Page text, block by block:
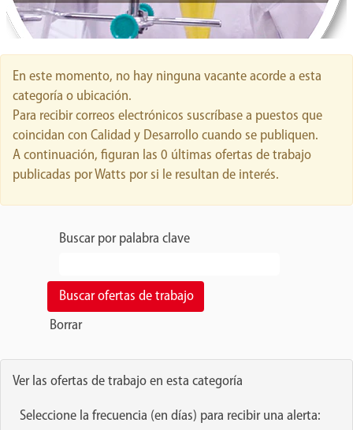
En este momento, no hay ninguna vacante acorde a esta
categoría o ubicación.
Para recibir correos electrónicos suscríbase a puestos que
coincidan con Calidad y Desarrollo cuando se publiquen.
A continuación, figuran las 0 últimas ofertas de trabajo
publicadas por Watts por si le resultan de interés.
Buscar por palabra clave
Borrar
Ver las ofertas de trabajo en esta categoría
Seleccione la frecuencia (en días) para recibir una alerta: